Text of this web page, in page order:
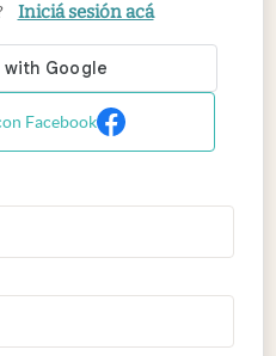
Iniciá sesión acá
Facebook